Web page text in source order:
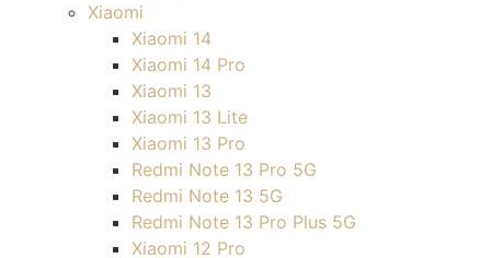
Xiaomi
Xiaomi 14
Xiaomi 14 Pro
Xiaomi 13
Xiaomi 13 Lite
Xiaomi 13 Pro
Redmi Note 13 Pro 5G
Redmi Note 13 5G
Redmi Note 13 Pro Plus 5G
Xiaomi 12 Pro